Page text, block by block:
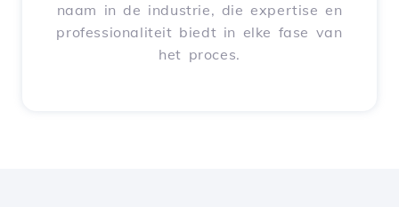
naam in de industrie, die expertise en
professionaliteit biedt in elke fase van
het proces.